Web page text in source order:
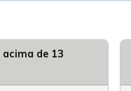
de 13